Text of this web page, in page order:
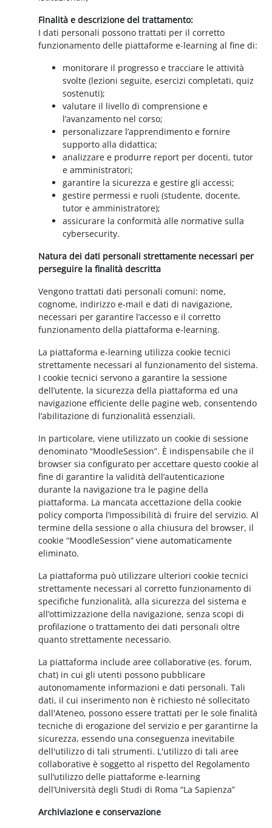
Finalità e descrizione del trattamento:
I dati personali possono trattati per il corretto
funzionamento delle piattaforme e-learning al fine di:
monitorare il progresso e tracciare le attività
svolte (lezioni seguite, esercizi completati, quiz
sostenuti);
valutare il livello di comprensione e
l’avanzamento nel corso;
personalizzare l’apprendimento e fornire
supporto alla didattica;
analizzare e produrre report per docenti, tutor
e amministratori;
garantire la sicurezza e gestire gli accessi;
gestire permessi e ruoli (studente, docente,
tutor e amministratore);
assicurare la conformità alle normative sulla
cybersecurity.
Natura dei dati personali strettamente necessari per
perseguire la finalità descritta
Vengono trattati dati personali comuni: nome,
cognome, indirizzo e-mail e dati di navigazione,
necessari per garantire l’accesso e il corretto
funzionamento della piattaforma e-learning.
La piattaforma e-learning utilizza cookie tecnici
strettamente necessari al funzionamento del sistema.
I cookie tecnici servono a garantire la sessione
dell’utente, la sicurezza della piattaforma ed una
navigazione efficiente delle pagine web, consentendo
l’abilitazione di funzionalità essenziali.
In particolare, viene utilizzato un cookie di sessione
denominato “MoodleSession”. È indispensabile che il
browser sia configurato per accettare questo cookie al
fine di garantire la validità dell’autenticazione
durante la navigazione tra le pagine della
piattaforma. La mancata accettazione della cookie
policy comporta l’impossibilità di fruire del servizio. Al
termine della sessione o alla chiusura del browser, il
cookie “MoodleSession” viene automaticamente
eliminato.
La piattaforma può utilizzare ulteriori cookie tecnici
strettamente necessari al corretto funzionamento di
specifiche funzionalità, alla sicurezza del sistema e
all’ottimizzazione della navigazione, senza scopi di
profilazione o trattamento dei dati personali oltre
quanto strettamente necessario.
La piattaforma include aree collaborative (es. forum,
chat) in cui gli utenti possono pubblicare
autonomamente informazioni e dati personali. Tali
dati, il cui inserimento non è richiesto né sollecitato
dall'Ateneo, possono essere trattati per le sole finalità
tecniche di erogazione del servizio e per garantirne la
sicurezza, essendo una conseguenza inevitabile
dell'utilizzo di tali strumenti. L'utilizzo di tali aree
collaborative è soggetto al rispetto del Regolamento
sull’utilizzo delle piattaforme e-learning
dell’Università degli Studi di Roma “La Sapienza”
Archiviazione e conservazione